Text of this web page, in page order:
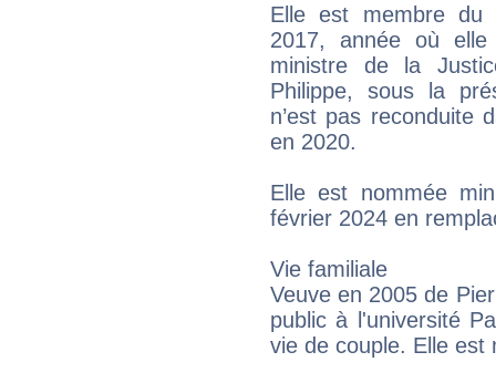
Elle est membre du
2017, année où
ministre de la
Philippe, sous la
n’est pas reconduite
en 2020.
Elle est nommée
février 2024 en
Vie familiale
Veuve en 2005 de
public à l'université
vie de couple. Elle est